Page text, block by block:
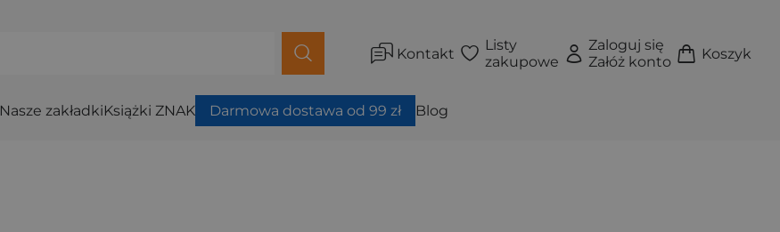
Kontakt
Listy
zakupowe
Zaloguj się
Załóż konto
Koszyk
Nasze zakładkiKsiążki ZNAK Darmowa dostawa od 99 zł Blog